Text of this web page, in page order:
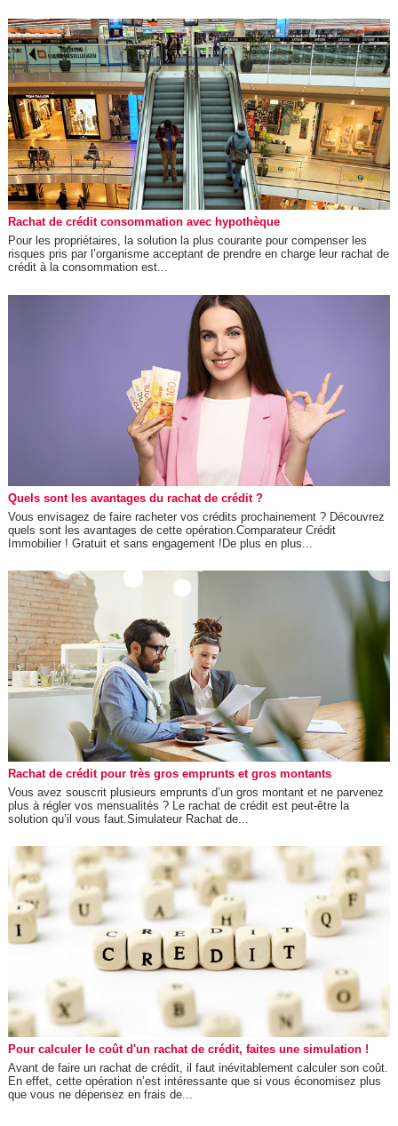
Rachat de crédit consommation avec hypothèque
Pour les propriétaires, la solution la plus courante pour compenser les
risques pris par l’organisme acceptant de prendre en charge leur rachat de
crédit à la consommation est...
Quels sont les avantages du rachat de crédit ?
Vous envisagez de faire racheter vos crédits prochainement ? Découvrez
quels sont les avantages de cette opération.Comparateur Crédit
Immobilier ! Gratuit et sans engagement !De plus en plus...
Rachat de crédit pour très gros emprunts et gros montants
Vous avez souscrit plusieurs emprunts d’un gros montant et ne parvenez
plus à régler vos mensualités ? Le rachat de crédit est peut-être la
solution qu’il vous faut.Simulateur Rachat de...
Pour calculer le coût d'un rachat de crédit, faites une simulation !
Avant de faire un rachat de crédit, il faut inévitablement calculer son coût.
En effet, cette opération n’est intéressante que si vous économisez plus
que vous ne dépensez en frais de...